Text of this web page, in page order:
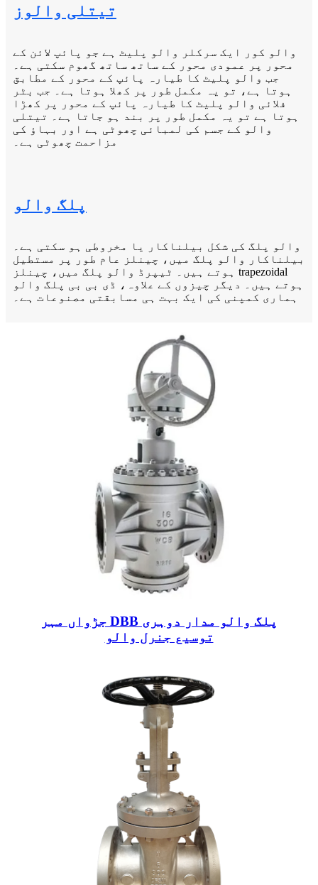
تیتلی والوز
والو کور ایک سرکلر والو پلیٹ ہے جو پائپ لائن کے
محور پر عمودی محور کے ساتھ ساتھ گھوم سکتی ہے۔
جب والو پلیٹ کا طیارہ پائپ کے محور کے مطابق
ہوتا ہے، تو یہ مکمل طور پر کھلا ہوتا ہے۔ جب بٹر
فلائی والو پلیٹ کا طیارہ پائپ کے محور پر کھڑا
ہوتا ہے تو یہ مکمل طور پر بند ہو جاتا ہے۔ تیتلی
والو کے جسم کی لمبائی چھوٹی ہے اور بہاؤ کی
مزاحمت چھوٹی ہے۔
پلگ والو
والو پلگ کی شکل بیلناکار یا مخروطی ہو سکتی ہے۔
بیلناکار والو پلگ میں، چینلز عام طور پر مستطیل
ہوتے ہیں۔ ٹیپرڈ والو پلگ میں، چینلز trapezoidal
ہوتے ہیں۔ دیگر چیزوں کے علاوہ، ڈی بی بی پلگ والو
ہماری کمپنی کی ایک بہت ہی مسابقتی مصنوعات ہے۔
جڑواں مہر DBB پلگ والو مدار دوہری
توسیع جنرل والو